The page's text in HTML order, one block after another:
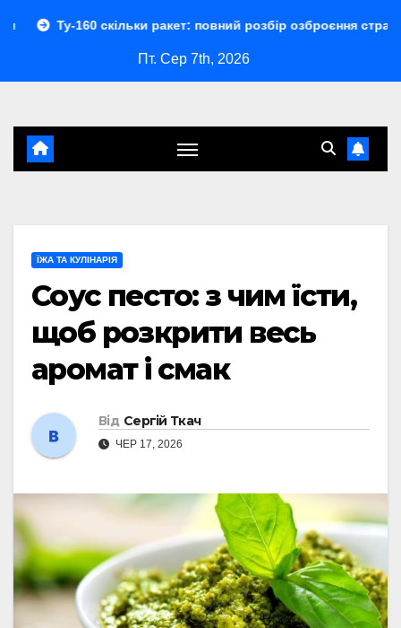
скільки ракет: повний розбір озброєння стратегічного
Пт. Сер 7th, 2026
ЇЖА ТА КУЛІНАРІЯ
Соус песто: з чим їсти,
щоб розкрити весь
аромат і смак
Від Сергій Ткач
ЧЕР 17, 2026